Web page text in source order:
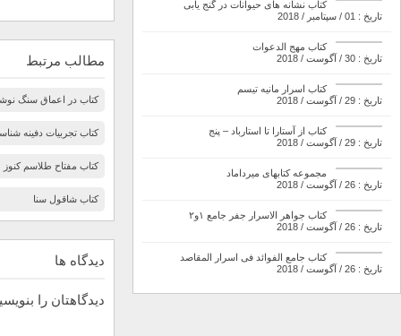
مطالب مرتبط
کتاب در اعماق سنگ
کتاب تجربیات دفینه
کتاب مفتاح طلاسم کنوز
کتاب شاقول سنا
دیدگاه ها
دیدگاهتان را
کتاب نشانه های حیوانات در گنج یابی
تاریخ : 01 / سپتامبر / 2018
کتاب مهج الدعوات
تاریخ : 30 / آگوست / 2018
کتاب اسرار مانیه تیسم
تاریخ : 29 / آگوست / 2018
کتاب از آستارا تا استارباد – پنج
تاریخ : 29 / آگوست / 2018
مجموعه کتابهای میرداماد
تاریخ : 26 / آگوست / 2018
کتاب جواهر الاسرار جفر جامع ۱و۲
تاریخ : 26 / آگوست / 2018
کتاب جامع الفوائد فی اسرار المقاصد
تاریخ : 26 / آگوست / 2018